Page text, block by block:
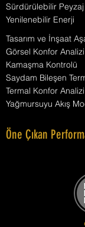
Sürdürülebilir Peyzaj
Yenilenebilir Enerji
Tasarım ve İnşaat
Görsel Konfor Analizi
Kamaşma Kontrolü
Saydam Bileşen
Termal Konfor Analizi
Yağmursuyu Akış
Öne Çıkan